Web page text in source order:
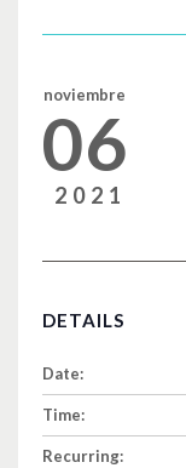
o
k
noviembre
06
2021
DETAILS
Date:
Time:
Recurring: